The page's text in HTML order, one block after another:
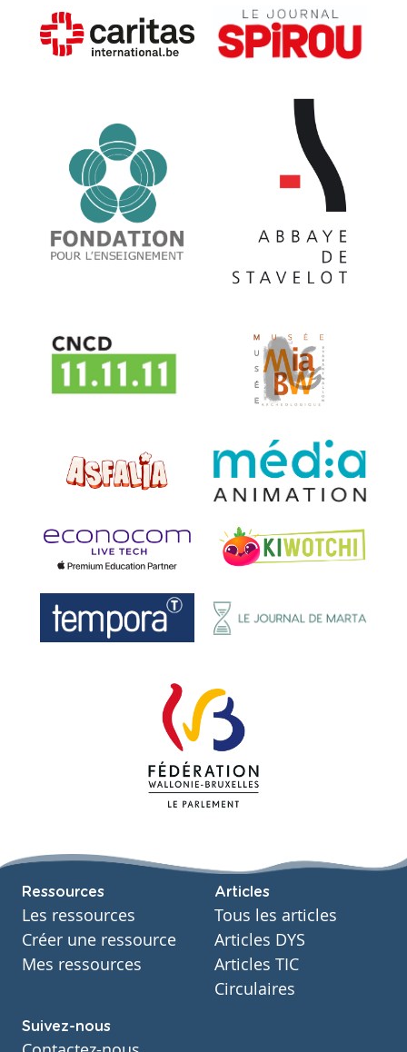
Ressources
Les ressources
Créer une ressource
Mes ressources
Articles
Tous les articles
Articles DYS
Articles TIC
Circulaires
Suivez-nous